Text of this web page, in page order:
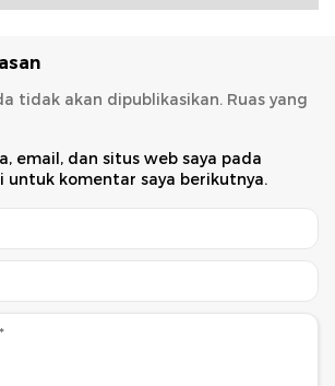
tidak akan dipublikasikan. Ruas yang
email, dan situs web saya pada
untuk komentar saya berikutnya.